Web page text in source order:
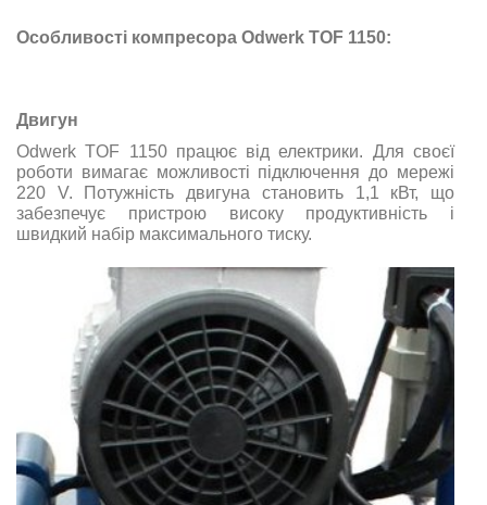
Особливості компресора Odwerk TOF 1150:
Двигун
Odwerk TOF 1150 працює від електрики. Для своєї
роботи вимагає можливості підключення до мережі
220 V. Потужність двигуна становить 1,1 кВт, що
забезпечує пристрою високу продуктивність і
швидкий набір максимального тиску.